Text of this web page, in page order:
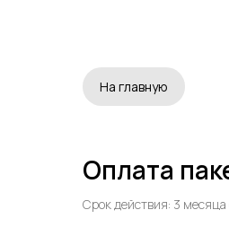
На главную
Оплата
Срок действия: 3